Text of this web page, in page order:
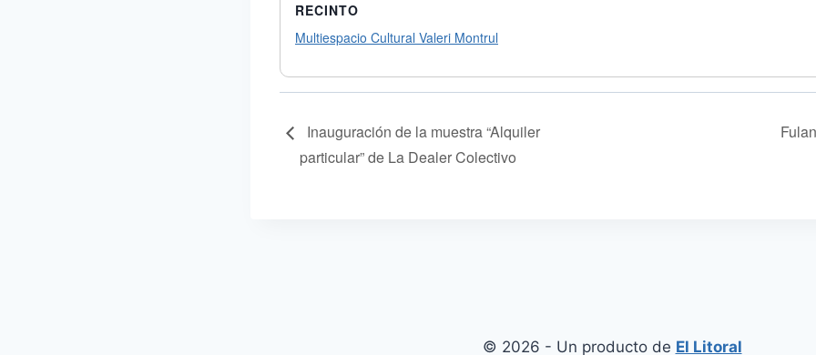
RECINTO
Multiespacio Cultural Valeri Montrul
Inauguración de la muestra “Alquiler
particular” de La Dealer Colectivo
© 2026 - Un producto de El Litoral